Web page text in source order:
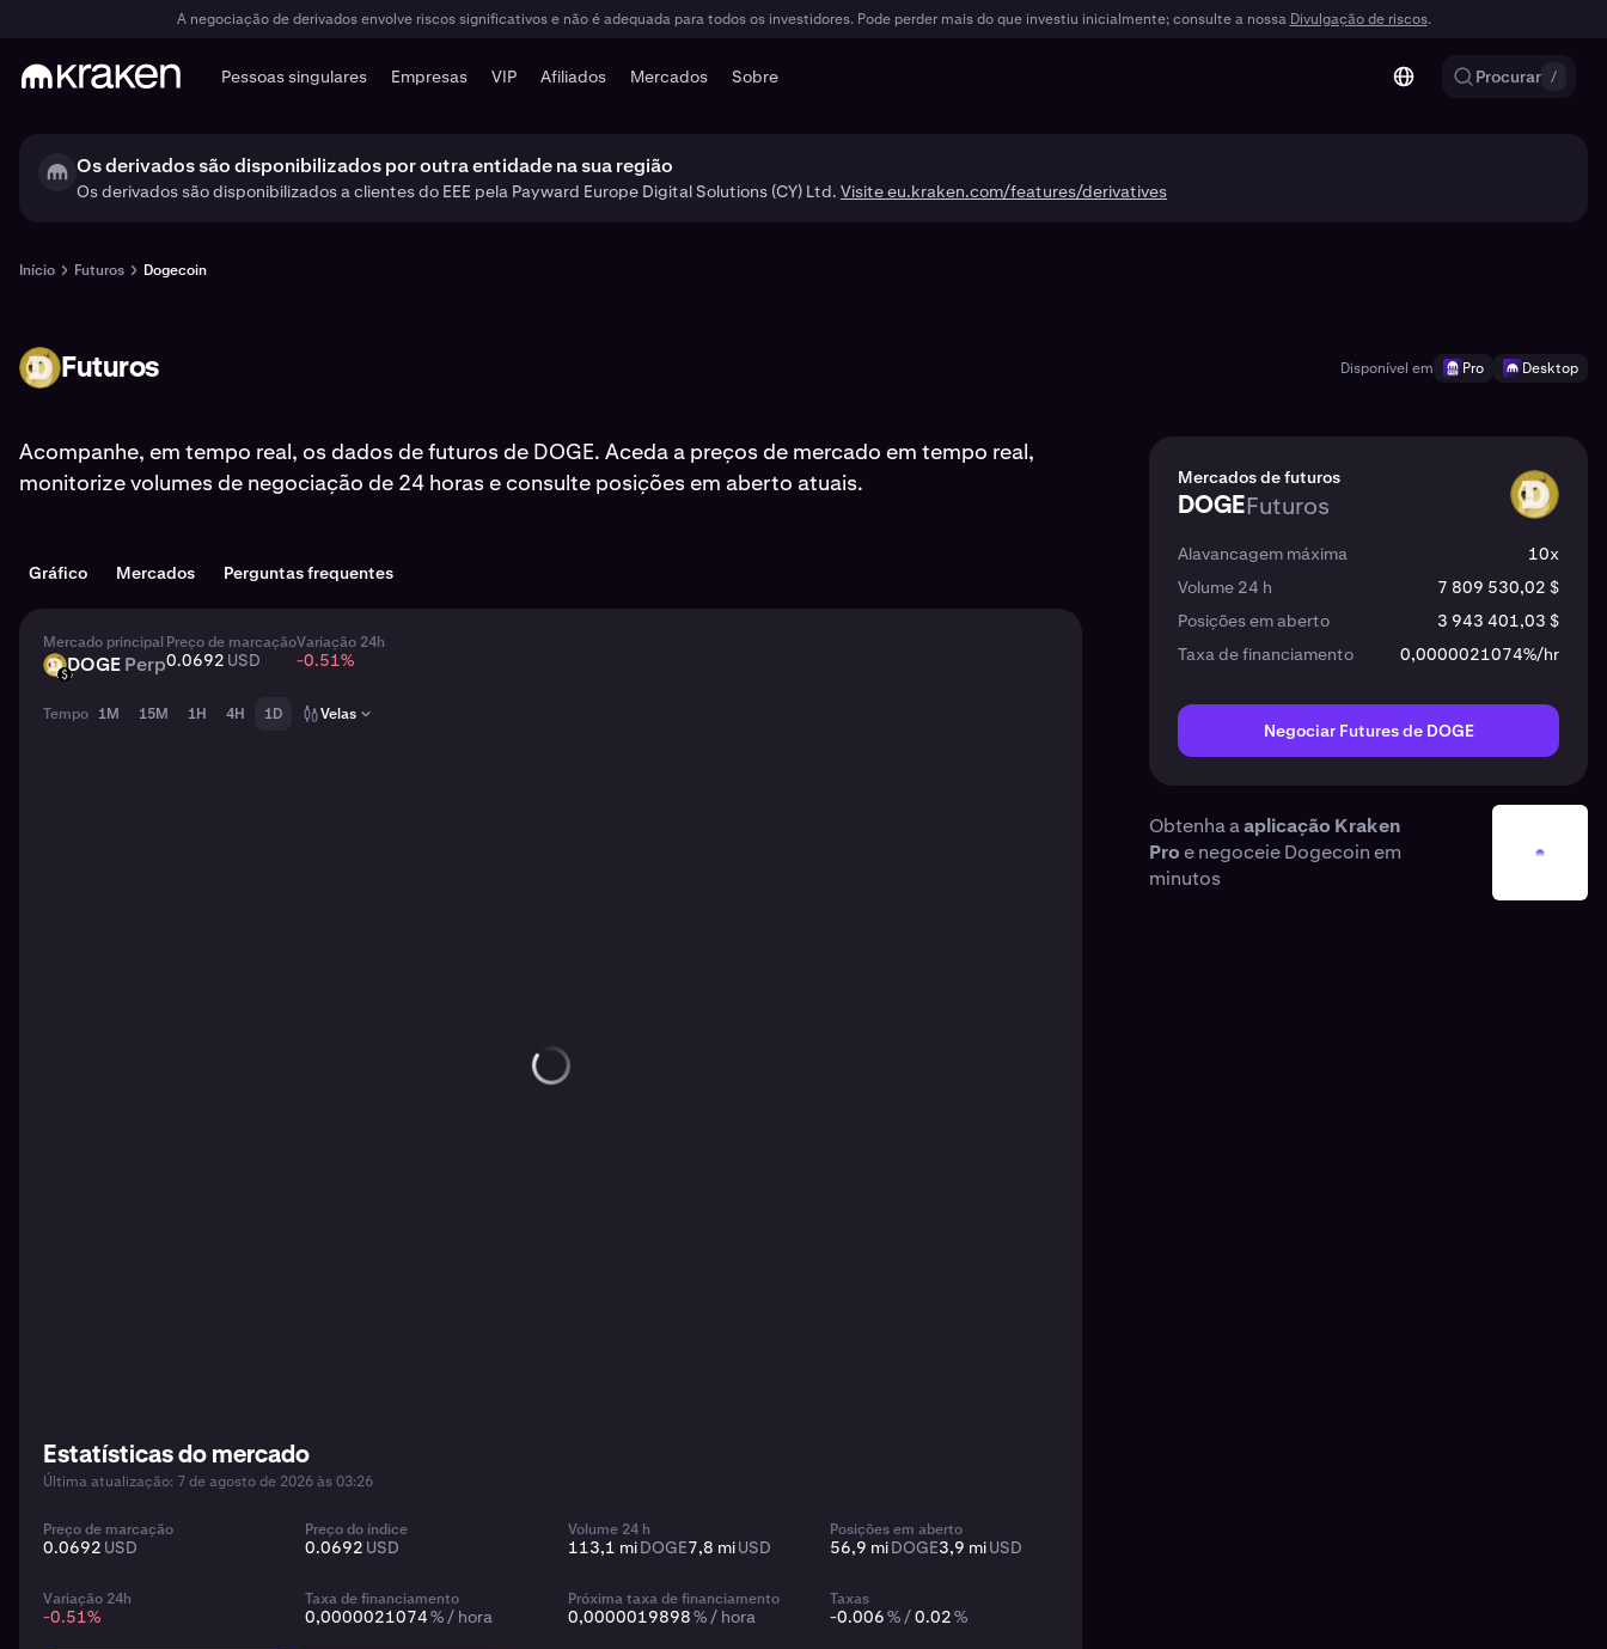
A negociação de derivados envolve riscos significativos e não é adequada para todos os investidores. Pode perder mais do que investiu inicialmente; consulte a nossa Divulgação de riscos.
Pessoas singulares Empresas VIP Afiliados Mercados Sobre Procurar /
Os derivados são disponibilizados por outra entidade na sua região
Os derivados são disponibilizados a clientes do EEE pela Payward Europe Digital Solutions (CY) Ltd. Visite eu.kraken.com/features/derivatives
Início Futuros Dogecoin
DOGE Futuros Disponível em Pro Desktop
Acompanhe, em tempo real, os dados de futuros de DOGE. Aceda a preços de mercado em tempo real,
monitorize volumes de negociação de 24 horas e consulte posições em aberto atuais.
Gráfico Mercados Perguntas frequentes
Mercado principal
DOGE
USDDOGEPerp
Preço de marcação
0.0692 USD
Variação 24h
-0.51%
Tempo 1M 15M 1H 4H 1D Velas
Estatísticas do mercado
Última atualização: 7 de agosto de 2026 às 03:26
Preço de marcação
0.0692 USD
Preço do índice
0.0692 USD
Volume 24 h
113,1 miDOGE7,8 miUSD
Posições em aberto
56,9 miDOGE3,9 miUSD
Variação 24h
-0.51%
Taxa de financiamento
0,0000021074% / hora
Próxima taxa de financiamento
0,0000019898% / hora
Taxas
-0.006% /0.02%
Mercados de futuros
DOGEFuturos DOGE
Alavancagem máxima
10x
Volume 24 h
7 809 530,02 $
Posições em aberto
3 943 401,03 $
Taxa de financiamento
0,0000021074%/hr
Negociar Futures de DOGE
Obtenha aaplicação Kraken
Proe negoceie Dogecoin em
minutos